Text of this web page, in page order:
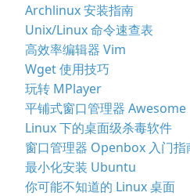
Archlinux 安装指南
Unix/Linux 命令速查表
高效率编辑器 Vim
Wget 使用技巧
玩转 MPlayer
平铺式窗口管理器 Awesome
Linux 下的桌面级杀毒软件
窗口管理器 Openbox 入门指
最小化安装 Ubuntu
你可能不知道的 Linux 桌面